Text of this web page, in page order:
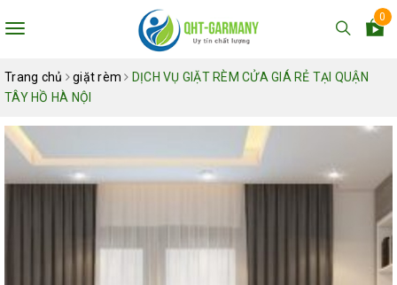
Toggle
0
Trang chủ giặt rèm
DỊCH VỤ GIẶT RÈM CỬA GIÁ RẺ TẠI QUẬN
TÂY HỒ HÀ NỘI